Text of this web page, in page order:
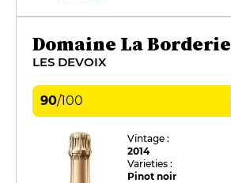
Domaine La Borderie
LES DEVOIX
90/100
Vintage :
2014
Varieties :
Pinot noir